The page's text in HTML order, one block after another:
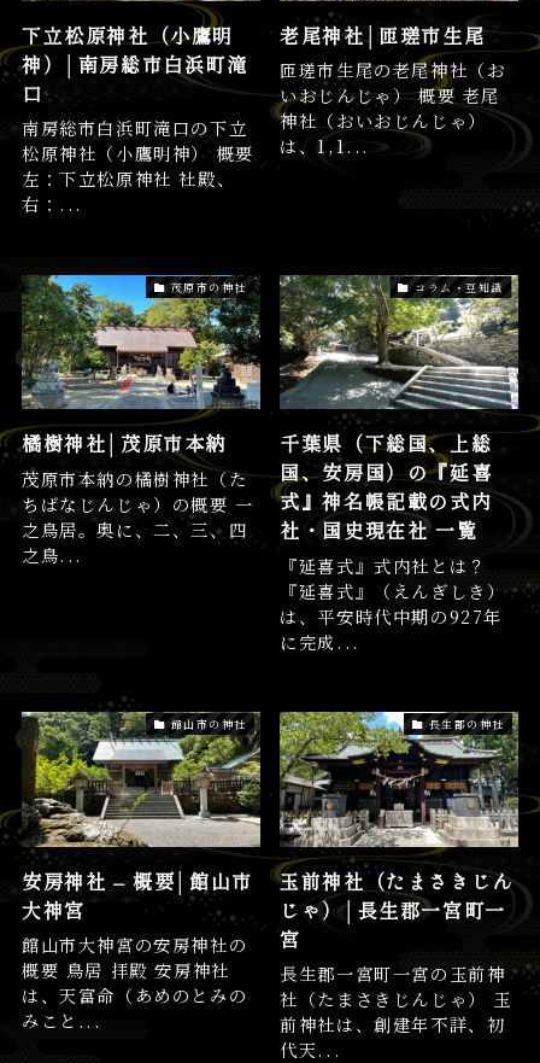
下立松原神社（小鷹明
神）│南房総市白浜町滝
口
南房総市白浜町滝口の下立
松原神社（小鷹明神） 概要
左：下立松原神社 社殿、
右：...
老尾神社│匝瑳市生尾
匝瑳市生尾の老尾神社（お
いおじんじゃ） 概要 老尾
神社（おいおじんじゃ）
は、1,1...
茂原市の神社
橘樹神社│茂原市本納
茂原市本納の橘樹神社（た
ちばなじんじゃ）の概要 一
之鳥居。奥に、二、三、四
之鳥...
コラム・豆知識
千葉県（下総国、上総
国、安房国）の『延喜
式』神名帳記載の式内
社・国史現在社 一覧
『延喜式』式内社とは？
『延喜式』（えんぎしき）
は、平安時代中期の927年
に完成...
館山市の神社
安房神社 – 概要│館山市
大神宮
館山市大神宮の安房神社の
概要 鳥居 拝殿 安房神社
は、天富命（あめのとみの
みこと...
長生郡の神社
玉前神社（たまさきじん
じゃ）│長生郡一宮町一
宮
長生郡一宮町一宮の玉前神
社（たまさきじんじゃ） 玉
前神社は、創建年不詳、初
代天...